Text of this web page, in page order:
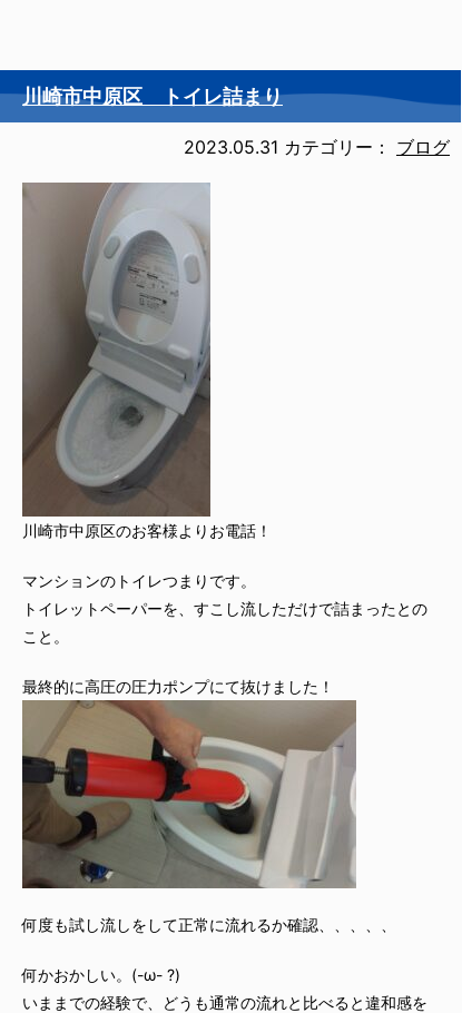
川崎市中原区 トイレ詰まり
2023.05.31 カテゴリー： ブログ
川崎市中原区のお客様よりお電話！
マンションのトイレつまりです。
トイレットペーパーを、すこし流しただけで詰まったとの
こと。
最終的に高圧の圧力ポンプにて抜けました！
何度も試し流しをして正常に流れるか確認、、、、、
何かおかしい。(-ω- ?)
いままでの経験で、どうも通常の流れと比べると違和感を